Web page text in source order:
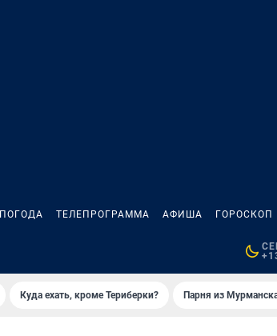
ПОГОДА ТЕЛЕПРОГРАММА АФИША ГОРОСКОП
Куда ехать, кроме Териберки? Парня из